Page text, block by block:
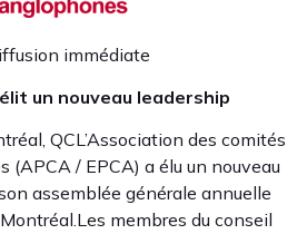
immédiate
élit un nouveau leadership
QCL’Association des comités
(APCA / EPCA) a élu un nouveau
assemblée générale annuelle
membres du conseil